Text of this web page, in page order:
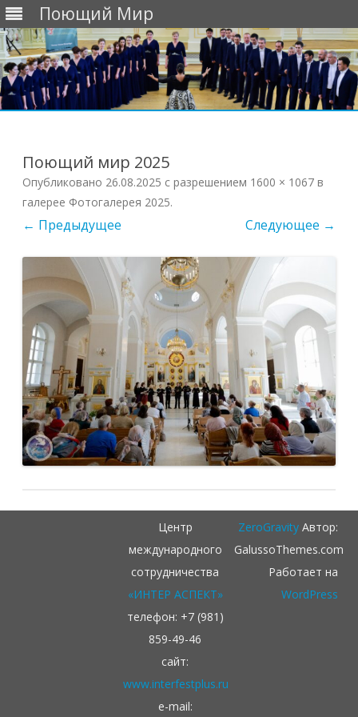
Поющий Мир
Поющий мир 2025
Опубликовано 26.08.2025 с разрешением 1600 × 1067 в
галерее Фотогалерея 2025.
← Предыдущее Следующее →
Центр
международного
сотрудничества
«ИНТЕР АСПЕКТ»
телефон: +7 (981)
859-49-46
сайт:
www.interfestplus.ru
e-mail:
ZeroGravityАвтор:
GalussoThemes.com
Работает на
WordPress